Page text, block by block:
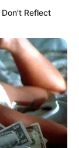
Version Do
Reflect